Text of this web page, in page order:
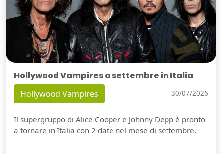
Hollywood Vampires a settembre in Italia
Hollywood Vampires 30/07/2026
Il supergruppo di Alice Cooper e Johnny Depp è pronto
a tornare in Italia con 2 date nel mese di settembre.